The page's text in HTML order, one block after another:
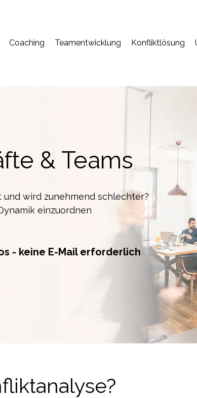
Coaching Teamentwicklung Konfliktlösung
& Teams
und wird zunehmend schlechter?
einzuordnen
- keine E-Mail erforderlich